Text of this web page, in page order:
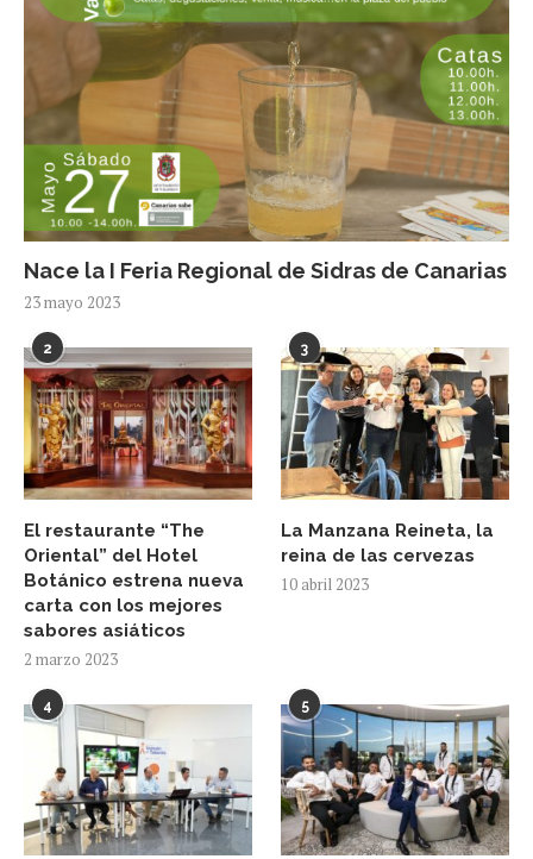
Nace la I Feria Regional de Sidras de Canarias
23 mayo 2023
2
El restaurante “The
Oriental” del Hotel
Botánico estrena nueva
carta con los mejores
sabores asiáticos
2 marzo 2023
3
La Manzana Reineta, la
reina de las cervezas
10 abril 2023
4 5